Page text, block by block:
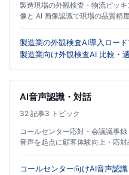
製造現場の外観検査・物流ピッ
像と AI 画像認識で現場の品質精
製造業の外観検査AI導入ロー
「照明と光学系」による精度
製造業向け外観検査AI 比較・
AI音声認識・対話
32 記事3 トピック
コールセンター応対・会議議事
音声を起点に顧客体験向上・応
る実践集。
コールセンター向けAI音声認